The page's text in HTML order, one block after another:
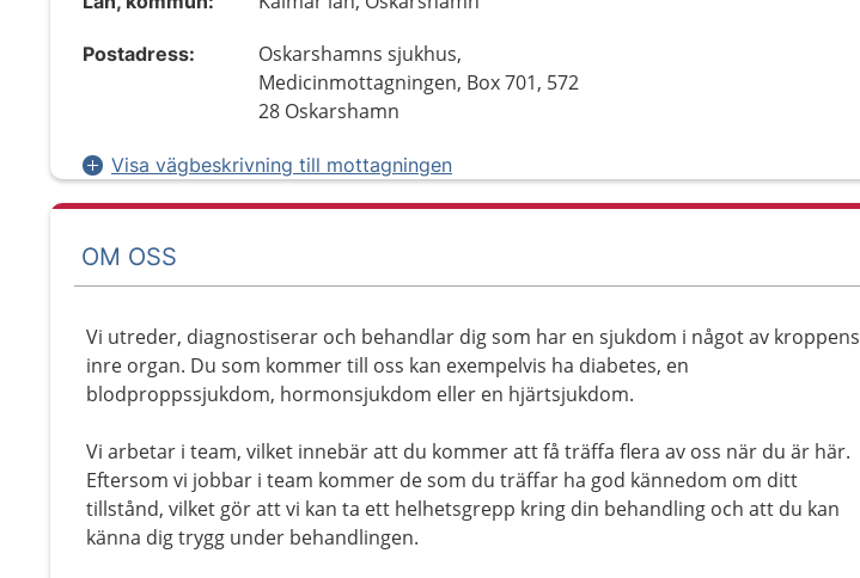
Postadress:
Oskarshamns sjukhus,
Medicinmottagningen, Box 701, 572
28 Oskarshamn
Visa vägbeskrivning till mottagningen
OM OSS
Vi utreder, diagnostiserar och behandlar dig som har en sjukdom i något av kroppens
inre organ. Du som kommer till oss kan exempelvis ha diabetes, en
blodproppssjukdom, hormonsjukdom eller en hjärtsjukdom.
Vi arbetar i team, vilket innebär att du kommer att få träffa flera av oss när du är här.
Eftersom vi jobbar i team kommer de som du träffar ha god kännedom om ditt
tillstånd, vilket gör att vi kan ta ett helhetsgrepp kring din behandling och att du kan
känna dig trygg under behandlingen.